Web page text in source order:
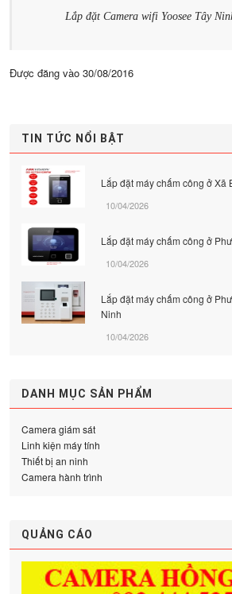
Lắp đặt Camera wifi Yoosee Tây
Được đăng vào 30/08/2016
TIN TỨC NỔI BẬT
Lắp đặt máy chấm công ở Xã
10/04/2026
Lắp đặt máy chấm công ở
10/04/2026
Lắp đặt máy chấm công ở
Ninh
10/04/2026
DANH MỤC SẢN PHẨM
Camera giám sát
Linh kiện máy tính
Thiết bị an ninh
Camera hành trình
QUẢNG CÁO